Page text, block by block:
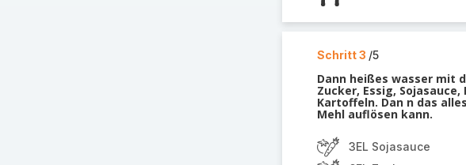
Schritt 3 /5
Dann heißes wasser mit
Zucker, Essig,
Kartoffeln. Dan n das
Mehl auflösen kann.
3EL Sojasauce